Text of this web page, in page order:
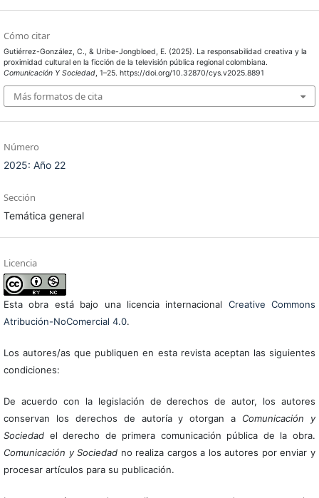
Cómo citar
Gutiérrez-González, C., & Uribe-Jongbloed, E. (2025). La responsabilidad creativa y la
proximidad cultural en la ficción de la televisión pública regional colombiana.
Comunicación Y Sociedad, 1–25. https://doi.org/10.32870/cys.v2025.8891
Más formatos de cita
Número
2025: Año 22
Sección
Temática general
Licencia
Esta obra está bajo una licencia internacional Creative Commons
Atribución-NoComercial 4.0.
Los autores/as que publiquen en esta revista aceptan las siguientes
condiciones:
De acuerdo con la legislación de derechos de autor, los autores
conservan los derechos de autoría y otorgan a Comunicación y
Sociedadel derecho de primera comunicación pública de la obra.
Comunicación y Sociedad no realiza cargos a los autores por enviar y
procesar artículos para su publicación.